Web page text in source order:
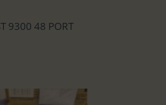
9300 48 PORT